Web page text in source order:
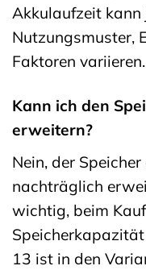
Akkulaufzeit kann
Nutzungsmuster,
Faktoren variieren.
Kann ich den
erweitern?
Nein, der
nachträglich
wichtig, beim
13 ist in den